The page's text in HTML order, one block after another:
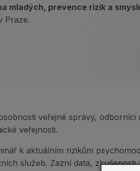
mladých, prevence rizik a
Praze.
veřejné správy,
veřejnosti.
k aktuálním rizikům
služeb. Zazní data,